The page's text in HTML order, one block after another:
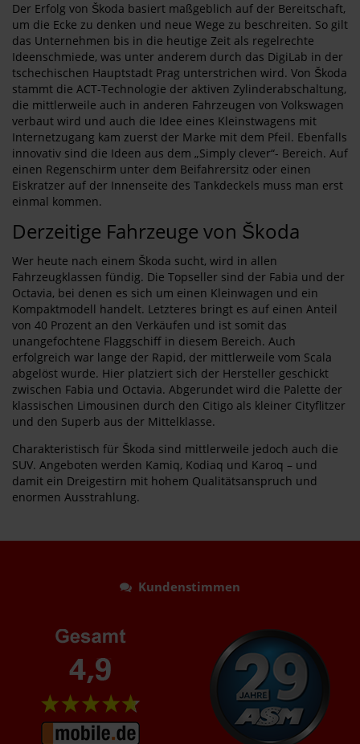
Der Erfolg von Škoda basiert maßgeblich auf der Bereitschaft,
um die Ecke zu denken und neue Wege zu beschreiten. So gilt
das Unternehmen bis in die heutige Zeit als regelrechte
Ideenschmiede, was unter anderem durch das DigiLab in der
tschechischen Hauptstadt Prag unterstrichen wird. Von Škoda
stammt die ACT-Technologie der aktiven Zylinderabschaltung,
die mittlerweile auch in anderen Fahrzeugen von Volkswagen
verbaut wird und auch die Idee eines Kleinstwagens mit
Internetzugang kam zuerst der Marke mit dem Pfeil. Ebenfalls
innovativ sind die Ideen aus dem „Simply clever“- Bereich. Auf
einen Regenschirm unter dem Beifahrersitz oder einen
Eiskratzer auf der Innenseite des Tankdeckels muss man erst
einmal kommen.
Derzeitige Fahrzeuge von Škoda
Wer heute nach einem Škoda sucht, wird in allen
Fahrzeugklassen fündig. Die Topseller sind der Fabia und der
Octavia, bei denen es sich um einen Kleinwagen und ein
Kompaktmodell handelt. Letzteres bringt es auf einen Anteil
von 40 Prozent an den Verkäufen und ist somit das
unangefochtene Flaggschiff in diesem Bereich. Auch
erfolgreich war lange der Rapid, der mittlerweile vom Scala
abgelöst wurde. Hier platziert sich der Hersteller geschickt
zwischen Fabia und Octavia. Abgerundet wird die Palette der
klassischen Limousinen durch den Citigo als kleiner Cityflitzer
und den Superb aus der Mittelklasse.
Charakteristisch für Škoda sind mittlerweile jedoch auch die
SUV. Angeboten werden Kamiq, Kodiaq und Karoq – und
damit ein Dreigestirn mit hohem Qualitätsanspruch und
enormen Ausstrahlung.
Kundenstimmen